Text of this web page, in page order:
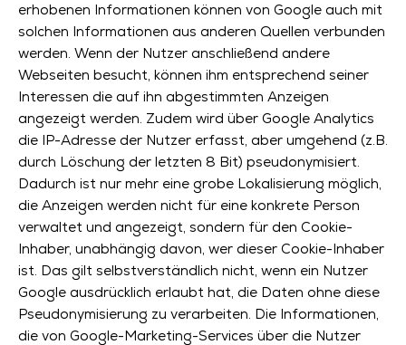
erhobenen Informationen können von Google auch mit
solchen Informationen aus anderen Quellen verbunden
werden. Wenn der Nutzer anschließend andere
Webseiten besucht, können ihm entsprechend seiner
Interessen die auf ihn abgestimmten Anzeigen
angezeigt werden. Zudem wird über Google Analytics
die IP-Adresse der Nutzer erfasst, aber umgehend (z.B.
durch Löschung der letzten 8 Bit) pseudonymisiert.
Dadurch ist nur mehr eine grobe Lokalisierung möglich,
die Anzeigen werden nicht für eine konkrete Person
verwaltet und angezeigt, sondern für den Cookie-
Inhaber, unabhängig davon, wer dieser Cookie-Inhaber
ist. Das gilt selbstverständlich nicht, wenn ein Nutzer
Google ausdrücklich erlaubt hat, die Daten ohne diese
Pseudonymisierung zu verarbeiten. Die Informationen,
die von Google-Marketing-Services über die Nutzer